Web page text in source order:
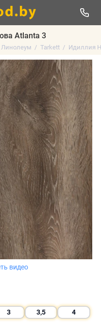
Atlanta 3
Линолеум Tarkett Идиллия
видео
3 3,5 4